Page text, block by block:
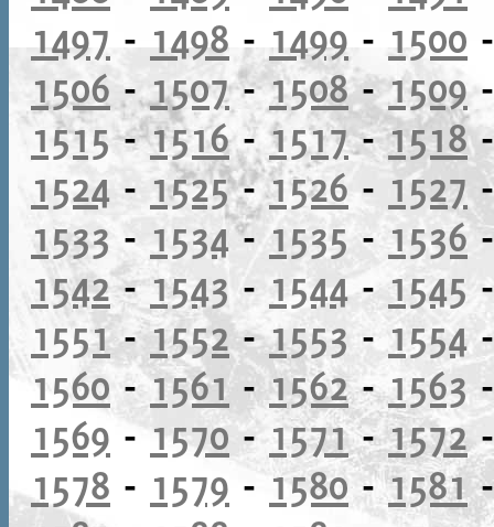
1497 - 1498 - 1499 - 1500
1506 -1507-1508-1509
1515-1516- 1517-1518
1524 - 1525-1526 - 1527
1533 - 1534-1535-1536
1542-1543 - 1544-1545
1551-1552-1553-1554
1560 -1561-1562-1563
1569 -1570-1571-1572
1578 - 1579 -1580-1581